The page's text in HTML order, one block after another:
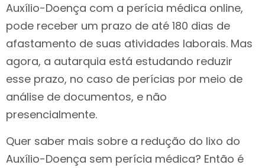
Auxílio-Doença com a perícia médica online,
pode receber um prazo de até 180 dias de
afastamento de suas atividades laborais. Mas
agora, a autarquia está estudando reduzir
esse prazo, no caso de perícias por meio de
análise de documentos, e não
presencialmente.
Quer saber mais sobre a redução do lixo do
Auxílio-Doença sem perícia médica? Então é